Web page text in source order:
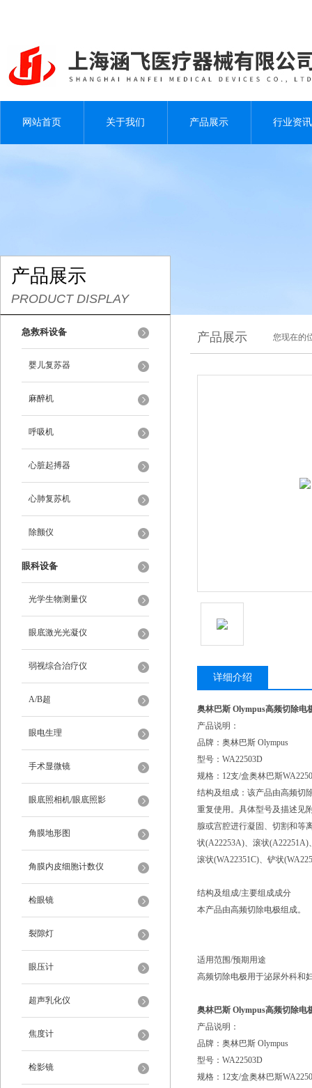
网站首页 关于我们 产品展示 行业资讯
产品展示
PRODUCT DISPLAY
急救科设备
婴儿复苏器
麻醉机
呼吸机
心脏起搏器
心肺复苏机
除颤仪
眼科设备
光学生物测量仪
眼底激光光凝仪
弱视综合治疗仪
A/B超
眼电生理
手术显微镜
眼底照相机/眼底照影
角膜地形图
角膜内皮细胞计数仪
检眼镜
裂隙灯
眼压计
超声乳化仪
焦度计
检影镜
产品展示 您现在的
详细介绍
奥林巴斯 Olympus高频切除电
产品说明：
品牌：奥林巴斯 Olympus
型号：WA22503D
规格：12支/盒奥林巴斯
结构及组成：该产品由高频切
重复使用。具体型号及描述见
腺或宫腔进行凝固、切割和等
状(A22253A)、滚状(A22251A)
滚状(WA22351C)、铲状
结构及组成/主要组成成分
本产品由高频切除电极组成
适用范围/预期用途
高频切除电极用于泌尿外科和
奥林巴斯 Olympus高频切除电
产品说明：
品牌：奥林巴斯 Olympus
型号：WA22503D
规格：12支/盒奥林巴斯